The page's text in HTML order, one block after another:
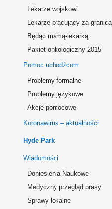
Lekarze wojskowi
Lekarze pracujący za granicą
Będąc mamą-lekarką
Pakiet onkologiczny 2015
Pomoc uchodźcom
Problemy formalne
Problemy językowe
Akcje pomocowe
Koronawirus – aktualności
Hyde Park
Wiadomości
Doniesienia Naukowe
Medyczny przegląd prasy
Sprawy lokalne